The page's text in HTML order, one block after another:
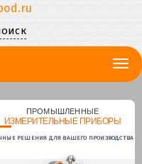
ПРОМЫШЛЕННЫЕ
ИЗМЕРИТЕЛЬНЫЕ ПРИБОРЫ
РЕШЕНИЯ ДЛЯ ВАШЕГО ПРОИЗВОДСТВА